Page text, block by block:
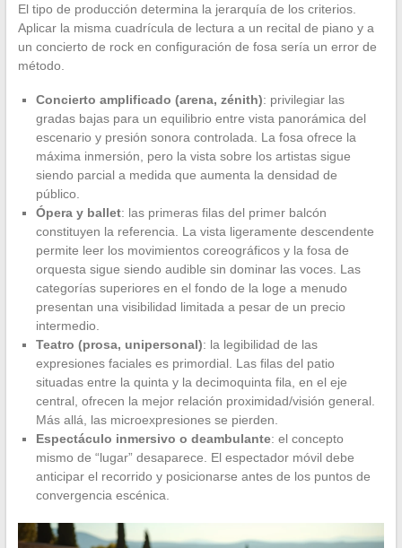
El tipo de producción determina la jerarquía de los criterios.
Aplicar la misma cuadrícula de lectura a un recital de piano y a
un concierto de rock en configuración de fosa sería un error de
método.
Concierto amplificado (arena, zénith): privilegiar las
gradas bajas para un equilibrio entre vista panorámica del
escenario y presión sonora controlada. La fosa ofrece la
máxima inmersión, pero la vista sobre los artistas sigue
siendo parcial a medida que aumenta la densidad de
público.
Ópera y ballet: las primeras filas del primer balcón
constituyen la referencia. La vista ligeramente descendente
permite leer los movimientos coreográficos y la fosa de
orquesta sigue siendo audible sin dominar las voces. Las
categorías superiores en el fondo de la loge a menudo
presentan una visibilidad limitada a pesar de un precio
intermedio.
Teatro (prosa, unipersonal): la legibilidad de las
expresiones faciales es primordial. Las filas del patio
situadas entre la quinta y la decimoquinta fila, en el eje
central, ofrecen la mejor relación proximidad/visión general.
Más allá, las microexpresiones se pierden.
Espectáculo inmersivo o deambulante: el concepto
mismo de “lugar” desaparece. El espectador móvil debe
anticipar el recorrido y posicionarse antes de los puntos de
convergencia escénica.